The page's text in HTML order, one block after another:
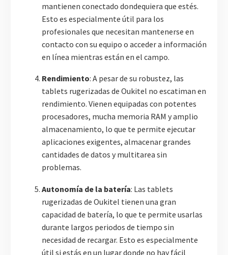
mantienen conectado dondequiera que estés.
Esto es especialmente útil para los
profesionales que necesitan mantenerse en
contacto con su equipo o acceder a información
en línea mientras están en el campo.
Rendimiento: A pesar de su robustez, las
tablets rugerizadas de Oukitel no escatiman en
rendimiento. Vienen equipadas con potentes
procesadores, mucha memoria RAM y amplio
almacenamiento, lo que te permite ejecutar
aplicaciones exigentes, almacenar grandes
cantidades de datos y multitarea sin
problemas.
Autonomía de la batería: Las tablets
rugerizadas de Oukitel tienen una gran
capacidad de batería, lo que te permite usarlas
durante largos periodos de tiempo sin
necesidad de recargar. Esto es especialmente
útil si estás en un lugar donde no hay fácil